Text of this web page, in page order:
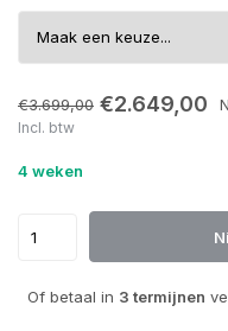
€3.699,00 €2.649,00
Incl. btw
4 weken
Of betaal in 3 termijnen